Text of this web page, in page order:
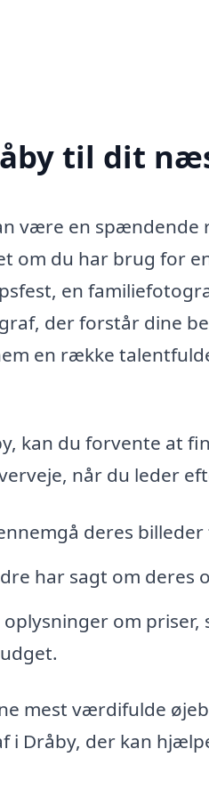
til dit
være en spændende
om du har brug for
en
der forstår dine
en række
kan du forvente at
når du leder
deres
har sagt om deres
om priser,
mest værdifulde
Dråby, der kan